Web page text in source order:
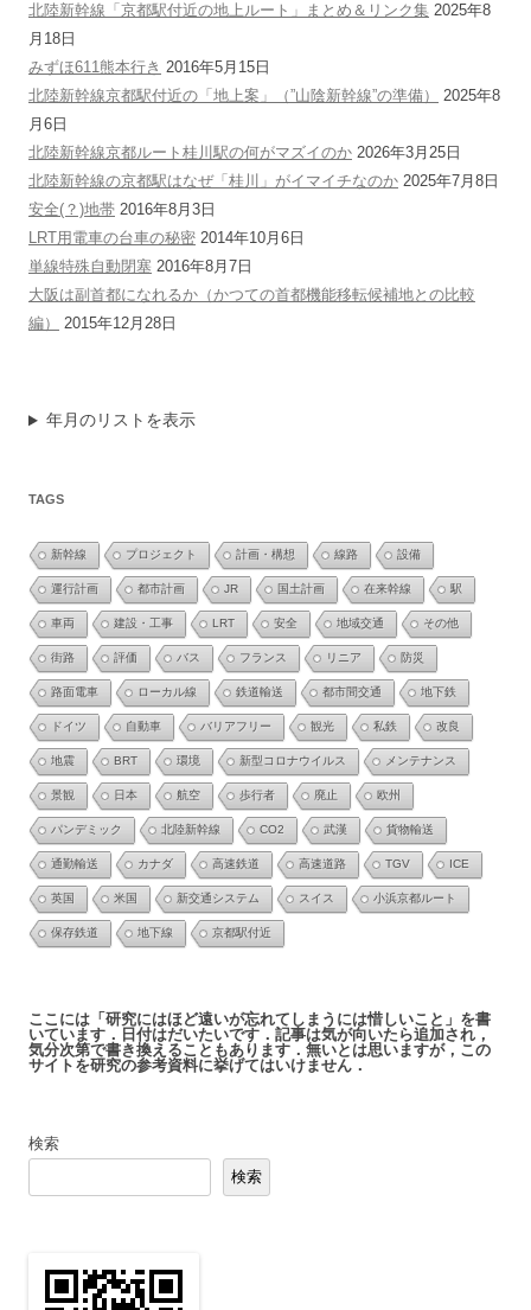
北陸新幹線「京都駅付近の地上ルート」まとめ＆リンク集 2025年8
月18日
みずほ611熊本行き 2016年5月15日
北陸新幹線京都駅付近の「地上案」（”山陰新幹線”の準備）
2025年8
月6日
北陸新幹線京都ルート桂川駅の何がマズイのか 2026年3月25日
北陸新幹線の京都駅はなぜ「桂川」がイマイチなのか 2025年7月8日
安全(？)地帯 2016年8月3日
LRT用電車の台車の秘密 2014年10月6日
単線特殊自動閉塞 2016年8月7日
大阪は副首都になれるか（かつての首都機能移転候補地との比較
編）
2015年12月28日
年月のリストを表示
TAGS
新幹線 プロジェクト 計画・構想 線路 設備
運行計画 都市計画 JR 国土計画 在来幹線 駅
車両 建設・工事 LRT 安全 地域交通 その他
街路 評価 バス フランス リニア 防災
路面電車 ローカル線 鉄道輸送 都市間交通 地下鉄
ドイツ 自動車 バリアフリー 観光 私鉄 改良
地震 BRT 環境 新型コロナウイルス メンテナンス
景観 日本 航空 歩行者 廃止 欧州
パンデミック 北陸新幹線 CO2 武漢 貨物輸送
通勤輸送 カナダ 高速鉄道 高速道路 TGV ICE
英国 米国 新交通システム スイス 小浜京都ルート
保存鉄道 地下線 京都駅付近
ここには「研究にはほど遠いが忘れてしまうには惜しいこと」を書
いています．日付はだいたいです．記事は気が向いたら追加され，
気分次第で書き換えることもあります．無いとは思いますが，この
サイトを研究の参考資料に挙げてはいけません．
検索
検索